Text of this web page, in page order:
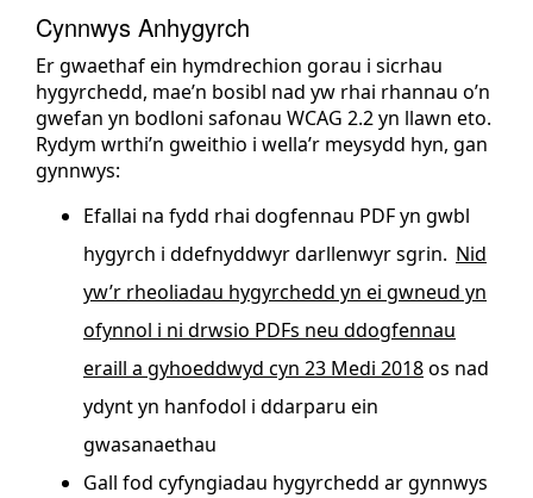
Cynnwys Anhygyrch
Er gwaethaf ein hymdrechion gorau i sicrhau
hygyrchedd, mae’n bosibl nad yw rhai rhannau o’n
gwefan yn bodloni safonau WCAG 2.2 yn llawn eto.
Rydym wrthi’n gweithio i wella’r meysydd hyn, gan
gynnwys:
Efallai na fydd rhai dogfennau PDF yn gwbl
hygyrch i ddefnyddwyr darllenwyr sgrin. Nid
yw’r rheoliadau hygyrchedd yn ei gwneud yn
ofynnol i ni drwsio PDFs neu ddogfennau
eraill a gyhoeddwyd cyn 23 Medi 2018os nad
ydynt yn hanfodol i ddarparu ein
gwasanaethau
Gall fod cyfyngiadau hygyrchedd ar gynnwys